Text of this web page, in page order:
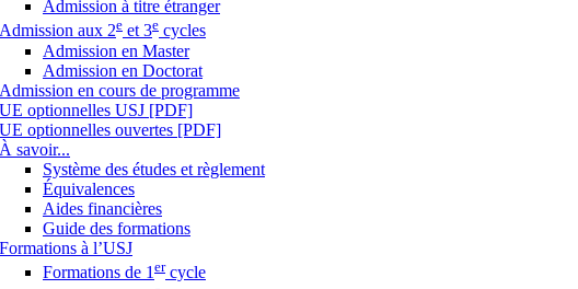
Admission à titre étranger
Admission aux 2e et 3e cycles
Admission en Master
Admission en Doctorat
Admission en cours de programme
UE optionnelles USJ [PDF]
UE optionnelles ouvertes [PDF]
À savoir...
Système des études et règlement
Équivalences
Aides financières
Guide des formations
Formations à l’USJ
Formations de 1 ercycle